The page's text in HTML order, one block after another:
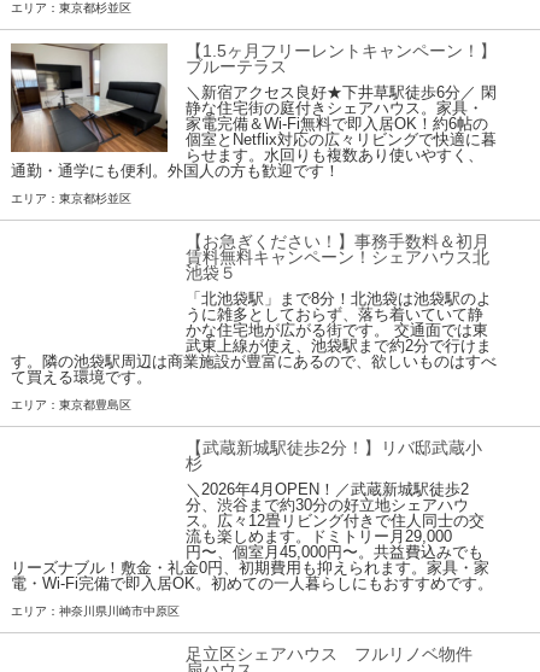
エリア：東京都杉並区
【1.5ヶ月フリーレントキャンペーン！】
ブルーテラス
＼新宿アクセス良好★下井草駅徒歩6分／ 閑
静な住宅街の庭付きシェアハウス。家具・
家電完備＆Wi-Fi無料で即入居OK！約6帖の
個室とNetflix対応の広々リビングで快適に暮
らせます。水回りも複数あり使いやすく、
通勤・通学にも便利。外国人の方も歓迎です！
エリア：東京都杉並区
【お急ぎください！】事務手数料＆初月
賃料無料キャンペーン！シェアハウス北
池袋５
「北池袋駅」まで8分！北池袋は池袋駅のよ
うに雑多としておらず、落ち着いていて静
かな住宅地が広がる街です。 交通面では東
武東上線が使え、池袋駅まで約2分で行けま
す。隣の池袋駅周辺は商業施設が豊富にあるので、欲しいものはすべ
て買える環境です。
エリア：東京都豊島区
【武蔵新城駅徒歩2分！】リバ邸武蔵小
杉
＼2026年4月OPEN！／武蔵新城駅徒歩2
分、渋谷まで約30分の好立地シェアハウ
ス。広々12畳リビング付きで住人同士の交
流も楽しめます。ドミトリー月29,000
円〜、個室月45,000円〜。共益費込みでも
リーズナブル！敷金・礼金0円、初期費用も抑えられます。家具・家
電・Wi-Fi完備で即入居OK。初めての一人暮らしにもおすすめです。
エリア：神奈川県川崎市中原区
足立区シェアハウス フルリノベ物件